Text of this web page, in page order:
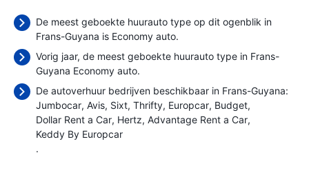
De meest geboekte huurauto type op dit ogenblik in
Frans-Guyana is Economy auto.
Vorig jaar, de meest geboekte huurauto type in Frans-
Guyana Economy auto.
De autoverhuur bedrijven beschikbaar in Frans-Guyana:
Jumbocar Avis Sixt Thrifty Europcar Budget
Dollar Rent a Car Hertz Advantage Rent a Car
Keddy By Europcar
.